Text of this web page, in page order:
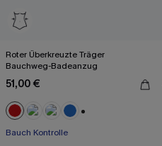
Roter Überkreuzte Träger
Bauchweg-Badeanzug
51,00 €
Bauch Kontrolle